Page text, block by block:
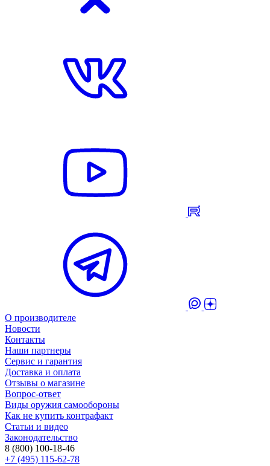
О производителе
Новости
Контакты
Наши партнеры
Сервис и гарантия
Доставка и оплата
Отзывы о магазине
Вопрос-ответ
Виды оружия самообороны
Как не купить контрафакт
Статьи и видео
Законодательство
8 (800) 100-18-46
+7 (495) 115-62-78